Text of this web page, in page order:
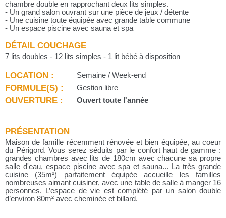
chambre double en rapprochant deux lits simples.
- Un grand salon ouvrant sur une pièce de jeux / détente
- Une cuisine toute équipée avec grande table commune
- Un espace piscine avec sauna et spa
DÉTAIL COUCHAGE
7 lits doubles - 12 lits simples - 1 lit bébé à disposition
LOCATION : Semaine / Week-end
FORMULE(S) : Gestion libre
OUVERTURE : Ouvert toute l'année
PRÉSENTATION
Maison de famille récemment rénovée et bien équipée, au coeur
du Périgord. Vous serez séduits par le confort haut de gamme :
grandes chambres avec lits de 180cm avec chacune sa propre
salle d'eau, espace piscine avec spa et sauna... La très grande
cuisine (35m²) parfaitement équipée accueille les familles
nombreuses aimant cuisiner, avec une table de salle à manger 16
personnes. L’espace de vie est complété par un salon double
d’environ 80m² avec cheminée et billard.